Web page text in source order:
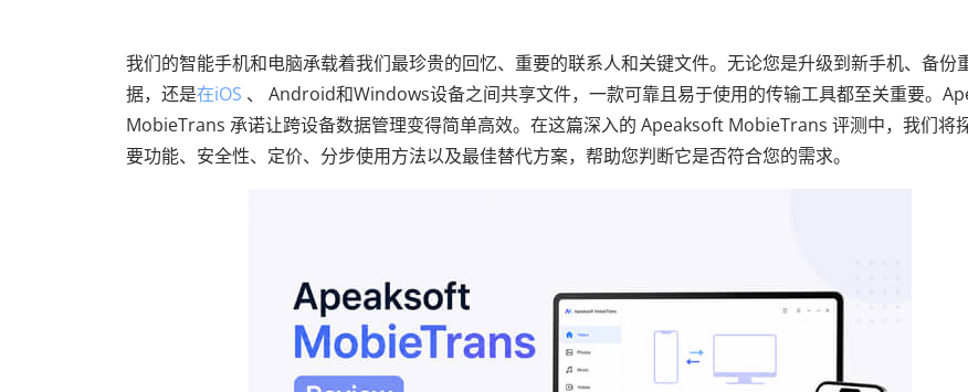
我们的智能手机和电脑承载着我们最珍贵的回忆、重要的联系人和关键文件。无论您是升级到新手机、备份
据，还是在iOS 、 Android和Windows设备之间共享文件，一款可靠且易于使用的传输工具都至关重要。
MobieTrans 承诺让跨设备数据管理变得简单高效。在这篇深入的 Apeaksoft MobieTrans 评测中，我们将
要功能、安全性、定价、分步使用方法以及最佳替代方案，帮助您判断它是否符合您的需求。